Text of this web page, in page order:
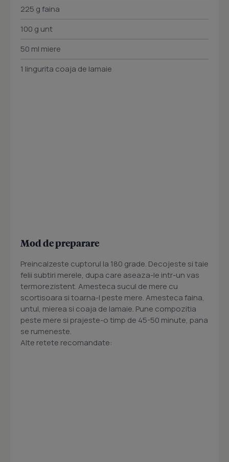
225 g faina
100 g unt
50 ml miere
1 lingurita coaja de lamaie
Mod de preparare
Preincalzeste cuptorul la 180 grade. Decojeste si taie
felii subtiri merele, dupa care aseaza-le intr-un vas
termorezistent. Amesteca sucul de mere cu
scortisoara si toarna-l peste mere. Amesteca faina,
untul, mierea si coaja de lamaie. Pune compozitia
peste mere si prajeste-o timp de 45-50 minute, pana
se rumeneste.
Alte retete recomandate: